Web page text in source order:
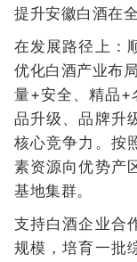
提升安徽白酒在
在发展路径上：
优化白酒产业布
量+安全、精品+
品升级、品牌升
核心竞争力。按
素资源向优势产
基地集群。
支持白酒企业合
规模，培育一批